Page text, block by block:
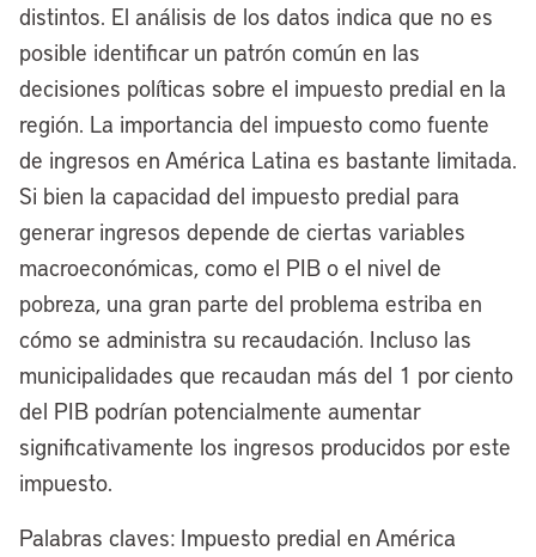
distintos. El análisis de los datos indica que no es
posible identificar un patrón común en las
decisiones políticas sobre el impuesto predial en la
región. La importancia del impuesto como fuente
de ingresos en América Latina es bastante limitada.
Si bien la capacidad del impuesto predial para
generar ingresos depende de ciertas variables
macroeconómicas, como el PIB o el nivel de
pobreza, una gran parte del problema estriba en
cómo se administra su recaudación. Incluso las
municipalidades que recaudan más del 1 por ciento
del PIB podrían potencialmente aumentar
significativamente los ingresos producidos por este
impuesto.
Palabras claves: Impuesto predial en América